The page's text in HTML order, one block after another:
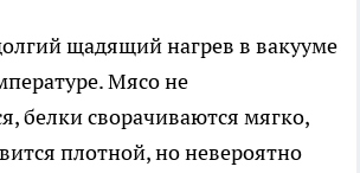
щадящий нагрев в вакууме
Мясо не
белки сворачиваются мягко,
плотной, но невероятно